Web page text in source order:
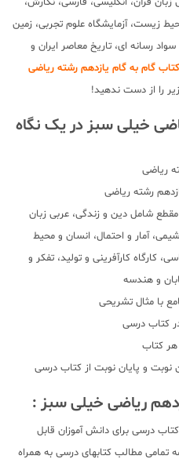
زیست، آزمایشگاه علوم تجربی، زمین
رسانه ای، تاریخ معاصر ایران و
گام به گام یازدهم رشته ریاضی
را از دست ندهید!
خیلی سبز در یک نگاه
شامل دین و زندگی، عربی زبان
آمار و احتمال، انسان و محیط
کارگاه کارآفرینی و تولید، تفکر و
و هندسه
ریاضی خیلی سبز :
درسی برای دانش آموزان قابل
تمامی مطالب کتابهای درسی به همراه